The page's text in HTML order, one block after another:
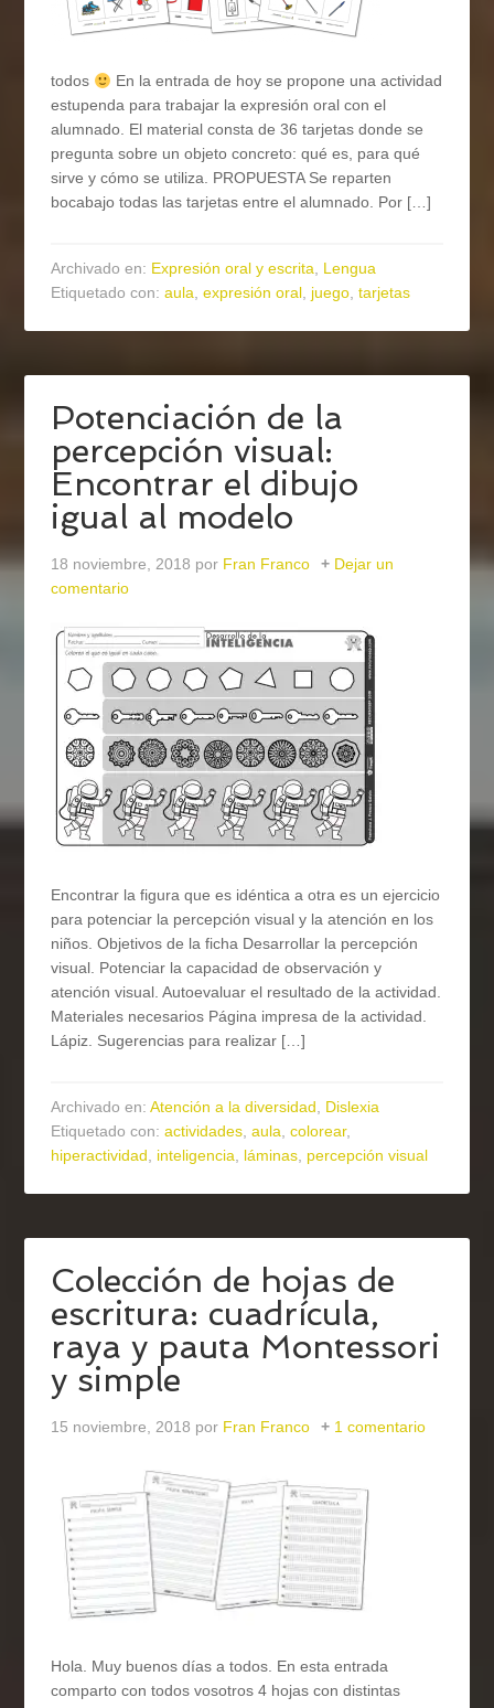
todos
En la entrada de hoy se propone una actividad
estupenda para trabajar la expresión oral con el
alumnado. El material consta de 36 tarjetas donde se
pregunta sobre un objeto concreto: qué es, para qué
sirve y cómo se utiliza. PROPUESTA Se reparten
bocabajo todas las tarjetas entre el alumnado. Por […]
Archivado en: Expresión oral y escrita, Lengua
Etiquetado con:aula,expresión oral, juego,tarjetas
Potenciación de la
percepción visual:
Encontrar el dibujo
igual al modelo
18 noviembre, 2018 por Fran Franco
Dejar un
comentario
Encontrar la figura que es idéntica a otra es un ejercicio
para potenciar la percepción visual y la atención en los
niños. Objetivos de la ficha Desarrollar la percepción
visual. Potenciar la capacidad de observación y
atención visual. Autoevaluar el resultado de la actividad.
Materiales necesarios Página impresa de la actividad.
Lápiz. Sugerencias para realizar […]
Archivado en:Atención a la diversidad, Dislexia
Etiquetado con:actividades,aula,colorear,
hiperactividad, inteligencia, láminas, percepción visual
Colección de hojas de
escritura: cuadrícula,
raya y pauta Montessori
y simple
15 noviembre, 2018 por Fran Franco 1 comentario
Hola. Muy buenos días a todos. En esta entrada
comparto con todos vosotros 4 hojas con distintas